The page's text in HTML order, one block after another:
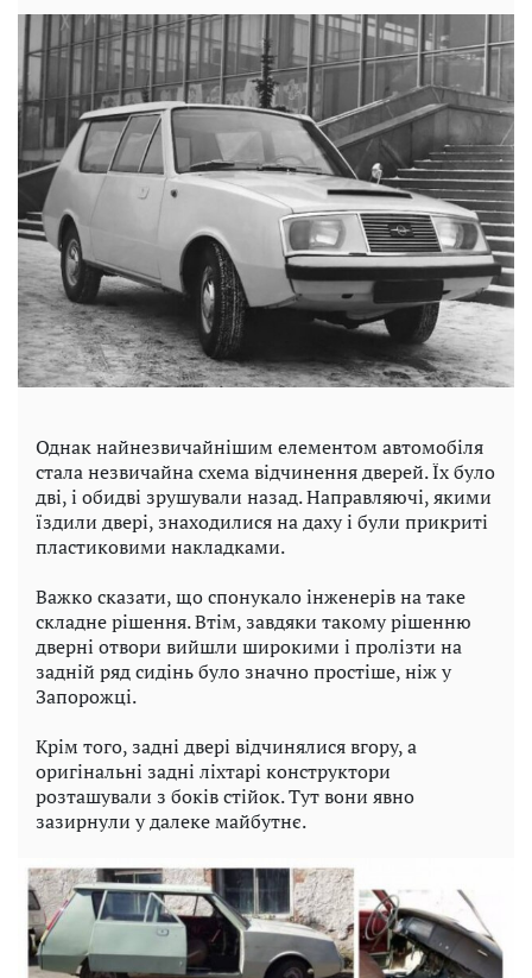
Однак найнезвичайнішим елементом автомобіля
стала незвичайна схема відчинення дверей. Їх було
дві, і обидві зрушували назад. Направляючі, якими
їздили двері, знаходилися на даху і були прикриті
пластиковими накладками.
Важко сказати, що спонукало інженерів на таке
складне рішення. Втім, завдяки такому рішенню
дверні отвори вийшли широкими і пролізти на
задній ряд сидінь було значно простіше, ніж у
Запорожці.
Крім того, задні двері відчинялися вгору, а
оригінальні задні ліхтарі конструктори
розташували з боків стійок. Тут вони явно
зазирнули у далеке майбутнє.